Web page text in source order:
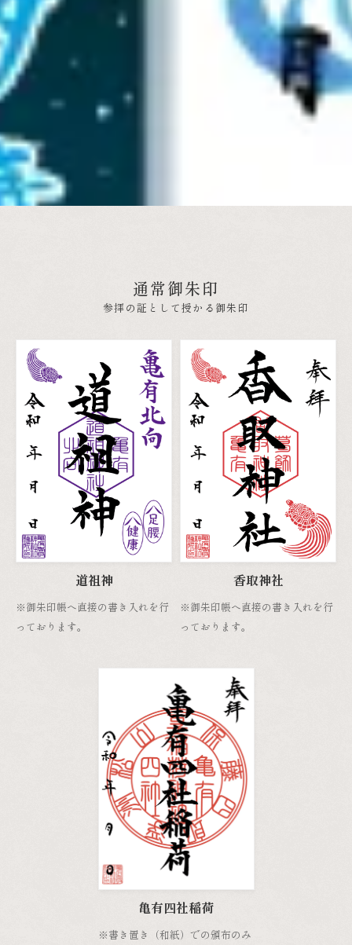
通常御朱印
参拝の証として授かる御朱印
道祖神
※御朱印帳へ直接の書き入れを行
っております。
香取神社
※御朱印帳へ直接の書き入れを行
っております。
亀有四社稲荷
※書き置き（和紙）での頒布のみ